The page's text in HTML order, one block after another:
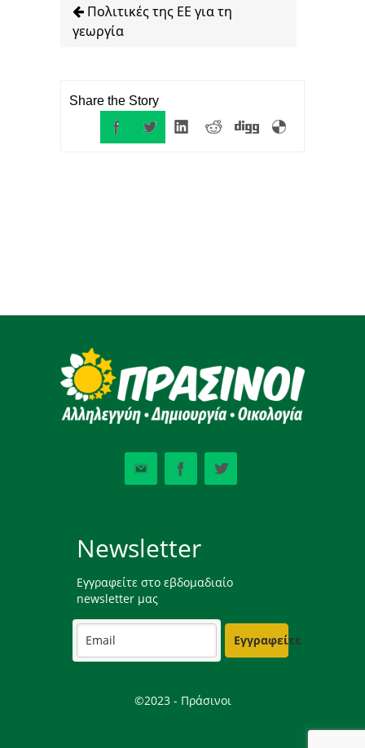
Πολιτικές της ΕΕ για τη
γεωργία
Share the Story
Newsletter
Εγγραφείτε στο εβδομαδιαίο
newsletter μας
Εγγραφείτε
©2023 - Πράσινοι